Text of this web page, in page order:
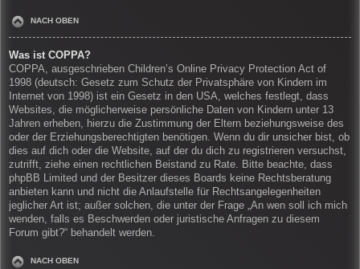
NACH OBEN
Was ist COPPA?
COPPA, ausgeschrieben Children’s Online Privacy Protection Act of
1998 (deutsch: Gesetz zum Schutz der Privatsphäre von Kindern im
Internet von 1998) ist ein Gesetz in den USA, welches festlegt, dass
Websites, die möglicherweise persönliche Daten von Kindern unter 13
Jahren erheben, hierzu die Zustimmung der Eltern beziehungsweise des
oder der Erziehungsberechtigten benötigen. Wenn du dir unsicher bist, ob
dies auf dich oder die Website, auf der du dich zu registrieren versuchst,
zutrifft, ziehe einen rechtlichen Beistand zu Rate. Bitte beachte, dass
phpBB Limited und der Besitzer dieses Boards keine Rechtsberatung
anbieten kann und nicht die Anlaufstelle für Rechtsangelegenheiten
jeglicher Art ist; außer solchen, die unter der Frage „An wen soll ich mich
wenden, falls es Beschwerden oder juristische Anfragen zu diesem
Forum gibt?“ behandelt werden.
NACH OBEN